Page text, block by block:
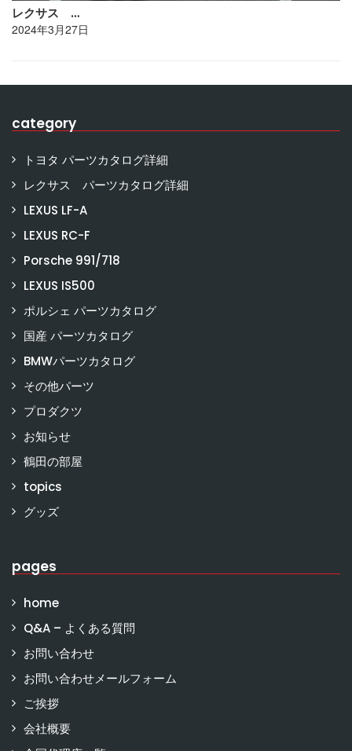
レクサス …
2024年3月27日
category
トヨタ パーツカタログ詳細
レクサス パーツカタログ詳細
LEXUS LF-A
LEXUS RC-F
Porsche 991/718
LEXUS IS500
ポルシェ パーツカタログ
国産 パーツカタログ
BMWパーツカタログ
その他パーツ
プロダクツ
お知らせ
鶴田の部屋
topics
グッズ
pages
home
Q&A – よくある質問
お問い合わせ
お問い合わせメールフォーム
ご挨拶
会社概要